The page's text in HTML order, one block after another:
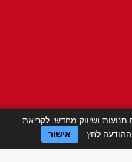
Click a
ושיווק מחדש. לקריאת
לחץ אישור